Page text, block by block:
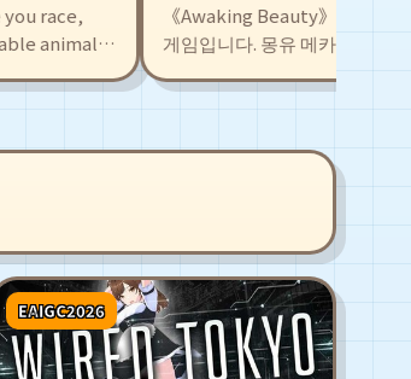
《Awaking Beauty》는 로그라이트
게임입니다. 몽유 메카를 조종하는
터빈을 가동하고 합체 변신하며 파트
계를 구하세요!
EAIGC2026